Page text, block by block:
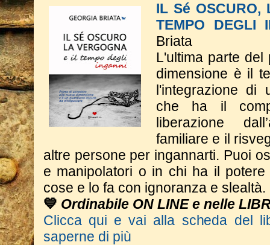
IL Sé OSCURO,
TEMPO DEGLI
Briata
L'ultima parte del
dimensione è il
l'integrazione di
che ha il
liberazione
familiare e il
altre persone per ingannarti. Puoi
e manipolatori o in chi ha il
cose e lo fa con ignoranza e slealtà.
💙 Ordinabile ON LINE e nelle
Clicca qui e vai alla scheda del
saperne di più